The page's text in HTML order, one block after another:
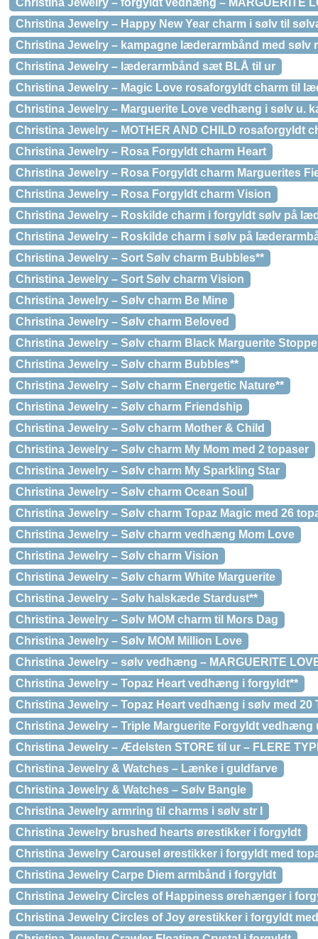
Christina Jewelry – forgyldt vedhæng – MARGUERITE
Christina Jewelry – Happy New Year charm i sølv til
Christina Jewelry – kampagne læderarmbånd med sølv
Christina Jewelry – læderarmbånd sæt BLÅ til ur
Christina Jewelry – Magic Love rosaforgyldt charm til
Christina Jewelry – Marguerite Love vedhæng i sølv u.
Christina Jewelry – MOTHER AND CHILD rosaforgyldt
Christina Jewelry – Rosa Forgyldt charm Heart
Christina Jewelry – Rosa Forgyldt charm Marguerites
Christina Jewelry – Rosa Forgyldt charm Vision
Christina Jewelry – Roskilde charm i forgyldt sølv på
Christina Jewelry – Roskilde charm i sølv på
Christina Jewelry – Sort Sølv charm Bubbles**
Christina Jewelry – Sort Sølv charm Vision
Christina Jewelry – Sølv charm Be Mine
Christina Jewelry – Sølv charm Beloved
Christina Jewelry – Sølv charm Black Marguerite
Christina Jewelry – Sølv charm Bubbles**
Christina Jewelry – Sølv charm Energetic Nature**
Christina Jewelry – Sølv charm Friendship
Christina Jewelry – Sølv charm Mother & Child
Christina Jewelry – Sølv charm My Mom med 2 topaser
Christina Jewelry – Sølv charm My Sparkling Star
Christina Jewelry – Sølv charm Ocean Soul
Christina Jewelry – Sølv charm Topaz Magic med 26
Christina Jewelry – Sølv charm vedhæng Mom Love
Christina Jewelry – Sølv charm Vision
Christina Jewelry – Sølv charm White Marguerite
Christina Jewelry – Sølv halskæde Stardust**
Christina Jewelry – Sølv MOM charm til Mors Dag
Christina Jewelry – Sølv MOM Million Love
Christina Jewelry – sølv vedhæng – MARGUERITE
Christina Jewelry – Topaz Heart vedhæng i forgyldt**
Christina Jewelry – Topaz Heart vedhæng i sølv med 20
Christina Jewelry – Triple Marguerite Forgyldt vedhæng
Christina Jewelry – Ædelsten STORE til ur – FLERE
Christina Jewelry & Watches – Lænke i guldfarve
Christina Jewelry & Watches – Sølv Bangle
Christina Jewelry armring til charms i sølv str l
Christina Jewelry brushed hearts ørestikker i forgyldt
Christina Jewelry Carousel ørestikker i forgyldt med
Christina Jewelry Carpe Diem armbånd i forgyldt
Christina Jewelry Circles of Happiness ørehænger i
Christina Jewelry Circles of Joy ørestikker i forgyldt